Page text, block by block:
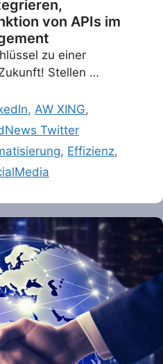
von APIs im
zu einer
Stellen …
, AW XING,
Twitter
, Effizienz,